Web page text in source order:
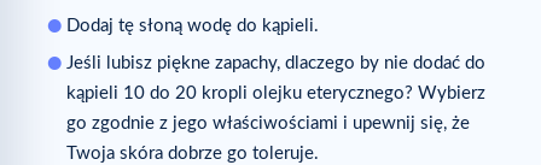
Dodaj tę słoną wodę do kąpieli.
Jeśli lubisz piękne zapachy, dlaczego by nie dodać do
kąpieli 10 do 20 kropli olejku eterycznego? Wybierz
go zgodnie z jego właściwościami i upewnij się, że
Twoja skóra dobrze go toleruje.